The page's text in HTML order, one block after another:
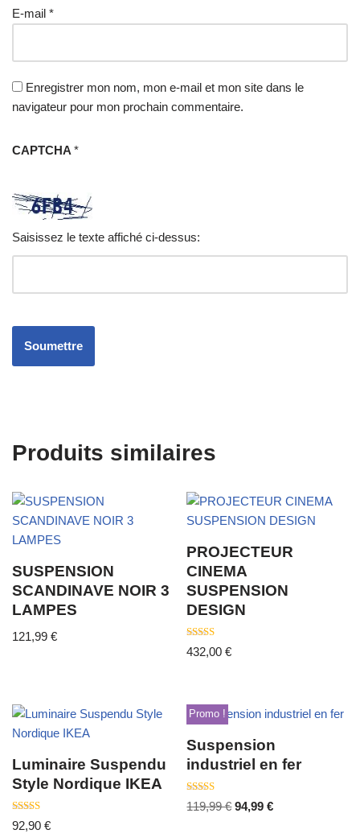
E-mail *
Enregistrer mon nom, mon e-mail et mon site dans le
navigateur pour mon prochain commentaire.
CAPTCHA *
Saisissez le texte affiché ci-dessus:
Produits similaires
SUSPENSION
SCANDINAVE NOIR 3
LAMPES
121,99 €
PROJECTEUR
CINEMA
SUSPENSION
DESIGN
Note
3.00
432,00€
Luminaire Suspendu
Style Nordique IKEA
Note
4.00
92,90 €
Promo !
Suspension
industriel en fer
Note
3.50
119,99€ 94,99€